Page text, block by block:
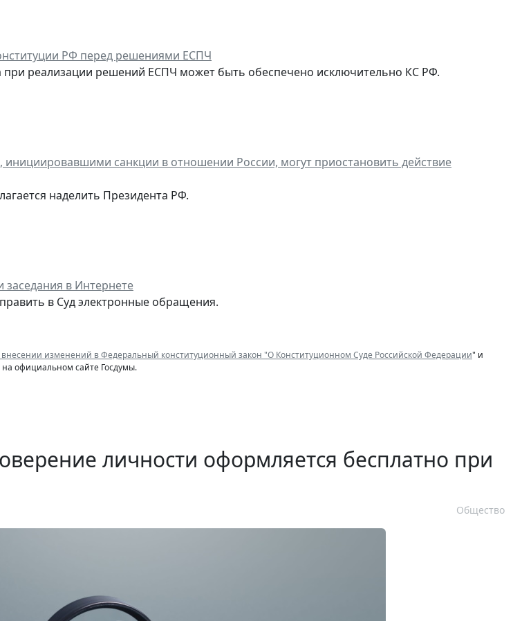
РФ перед решениями ЕСПЧ
при реализации решений ЕСПЧ может быть обеспечено исключительно КС РФ.
инициировавшими санкции в отношении России, могут приостановить действие
наделить Президента РФ.
заседания в Интернете
в Суд электронные обращения.
изменений в Федеральный конституционный закон "О Конституционном Суде Российской Федерации" и
официальном сайте Госдумы.
личности оформляется бесплатно при
Общество